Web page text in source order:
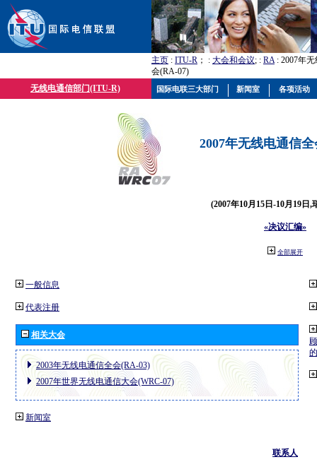
主页 : ITU-R ； : 大会和会议; : RA: 2007年
会(RA-07)
无线电通信部门(ITU-R)
2007年无线电通信
(2007年10月15日-10月19日,
«决议汇编»
全部展开
一般信息
代表注册
相关大会
2003年无线电通信全会(RA-03)
2007年世界无线电通信大会(WRC-07)
新闻室
联系人
国际电联三大部门 新闻室 各项活动